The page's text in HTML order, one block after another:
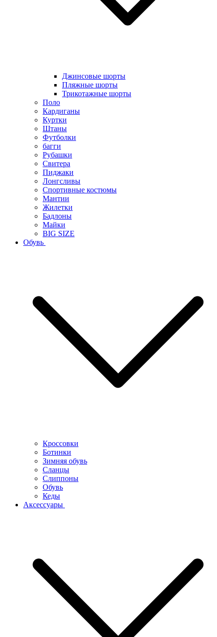
Джинсовые шорты
Пляжные шорты
Трикотажные шорты
Поло
Кардиганы
Куртки
Штаны
Футболки
багги
Рубашки
Свитера
Пиджаки
Лонгсливы
Спортивные костюмы
Мантии
Жилетки
Бадлоны
Майки
BIG SIZE
Обувь
Кроссовки
Ботинки
Зимняя обувь
Сланцы
Слиппоны
Обувь
Кеды
Аксессуары